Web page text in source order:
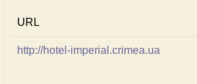
URL
http://hotel-imperial.crimea.ua